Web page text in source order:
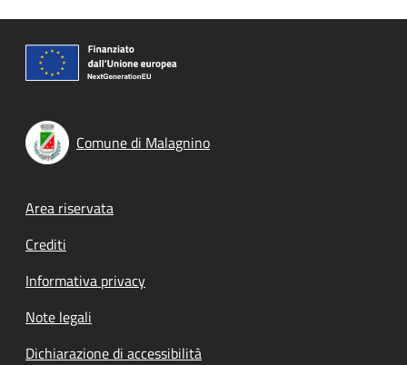
Comune di Malagnino
Footer menu
Area riservata
Crediti
Informativa privacy
Note legali
Dichiarazione di accessibilità